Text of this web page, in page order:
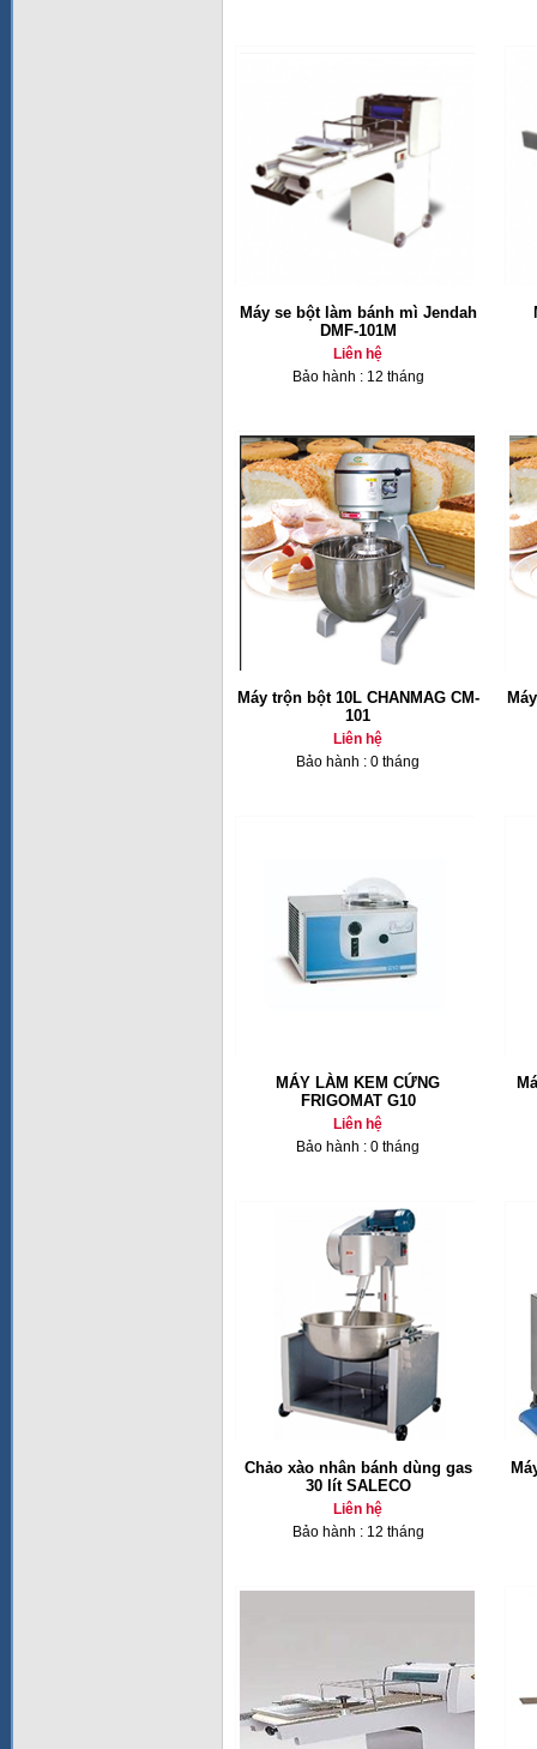
Máy se bột làm bánh mì Jendah
DMF-101M
Liên hệ
Bảo hành : 12 tháng
Máy trộn bột 10L CHANMAG CM-
101
Liên hệ
Bảo hành : 0 tháng
MÁY LÀM KEM CỨNG
FRIGOMAT G10
Liên hệ
Bảo hành : 0 tháng
Chảo xào nhân bánh dùng gas
30 lít SALECO
Liên hệ
Bảo hành : 12 tháng